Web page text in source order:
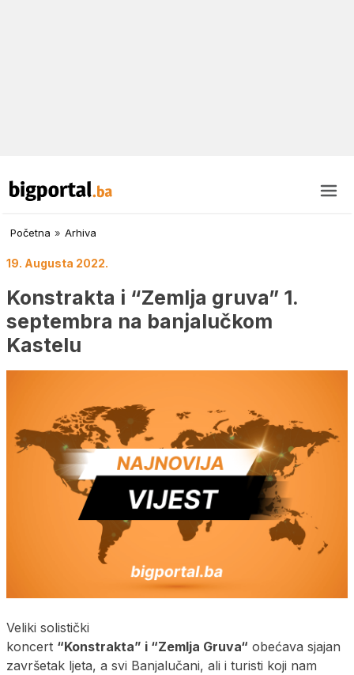
Početna » Arhiva
19. Augusta 2022.
Konstrakta i “Zemlja gruva” 1.
septembra na banjalučkom
Kastelu
Veliki solistički
koncert “Konstrakta” i “Zemlja Gruva“ obećava sjajan
završetak ljeta, a svi Banjalučani, ali i turisti koji nam